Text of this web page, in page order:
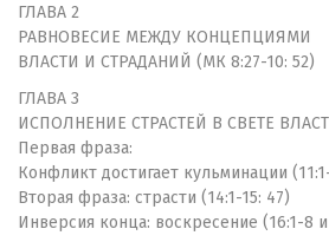
ГЛАВА 2
РАВНОВЕСИЕ МЕЖДУ КОНЦЕПЦИЯМИ
ВЛАСТИ И СТРАДАНИЙ (МК 8:27-10: 52)
ГЛАВА 3
ИСПОЛНЕНИЕ СТРАСТЕЙ В СВЕТЕ
Первая фраза:
Конфликт достигает кульминации
Вторая фраза: страсти (14:1-15: 47)
Инверсия конца: воскресение (16:1-8